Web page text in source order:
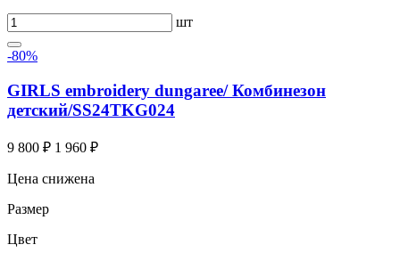
шт
-80%
GIRLS embroidery dungaree/ Комбинезон
детский/SS24TKG024
9 800 ₽ 1 960 ₽
Цена снижена
Размер
Цвет